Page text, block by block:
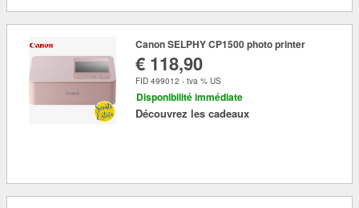
Canon SELPHY CP1500 photo printer
€ 118,90
FID 499012 - tva % US
Disponibilité immédiate
Découvrez les cadeaux